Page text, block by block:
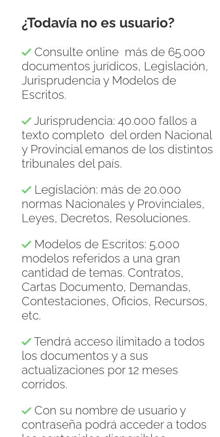
¿Todavía no es usuario?
Consulte online más de 65.000
documentos jurídicos, Legislación,
Jurisprudencia y Modelos de
Escritos.
Jurisprudencia: 40.000 fallos a
texto completo del orden Nacional
y Provincial emanos de los distintos
tribunales del país.
Legislación: más de 20.000
normas Nacionales y Provinciales,
Leyes, Decretos, Resoluciones.
Modelos de Escritos: 5.000
modelos referidos a una gran
cantidad de temas. Contratos,
Cartas Documento, Demandas,
Contestaciones, Oficios, Recursos,
etc.
Tendrá acceso ilimitado a todos
los documentos y a sus
actualizaciones por 12 meses
corridos.
Con su nombre de usuario y
contraseña podrá acceder a todos